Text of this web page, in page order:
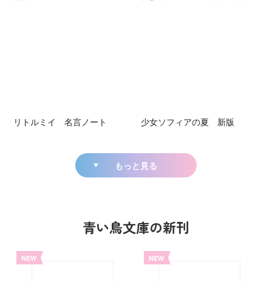
リトルミイ 名言ノート 少女ソフィアの夏 新版
もっと見る
青い鳥文庫の新刊
NEW NEW